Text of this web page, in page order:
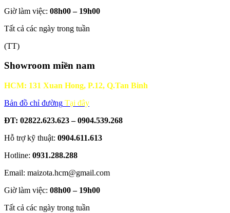
Giờ làm việc: 08h00 – 19h00
Tất cả các ngày trong tuần
(TT)
Showroom miền nam
HCM: 131 Xuan Hong, P.12, Q.Tan Binh
Bản đồ chỉ đường Tại đây
ĐT: 02822.623.623 – 0904.539.268
Hỗ trợ kỹ thuật: 0904.611.613
Hotline: 0931.288.288
Email: maizota.hcm@gmail.com
Giờ làm việc: 08h00 – 19h00
Tất cả các ngày trong tuần